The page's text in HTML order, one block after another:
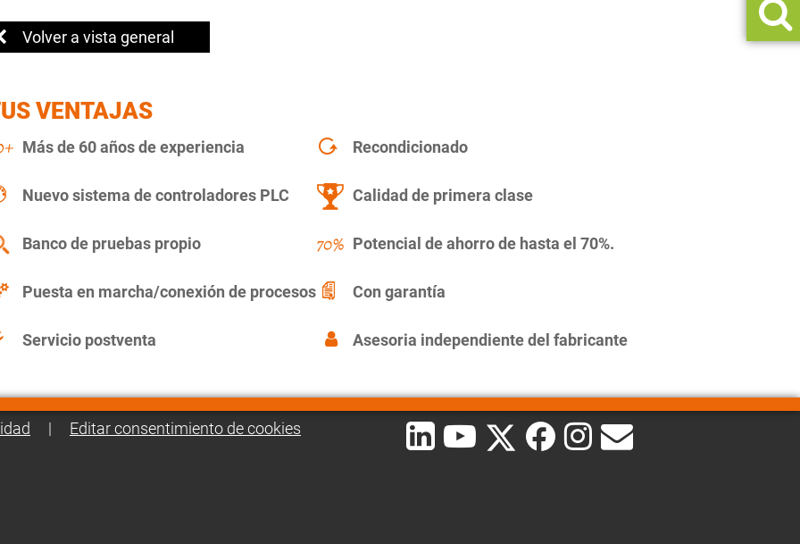
Volver a vista general
VENTAJAS
Más de 60 años de experiencia Recondicionado
Nuevo sistema de controladores PLC Calidad de primera clase
Banco de pruebas propio Potencial de ahorro de hasta el 70%.
Puesta en marcha/conexión de procesos Con garantía
Servicio postventa Asesoria independiente del fabricante
| Editar consentimiento de cookies